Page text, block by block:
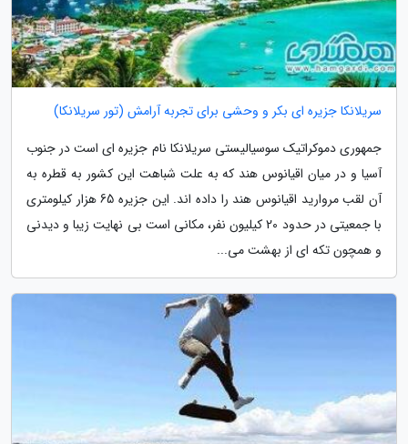
سریلانکا جزیره ای بکر و وحشی برای تجربه آرامش (تور سریلانکا)
جمهوری دموکراتیک سوسیالیستی سریلانکا نام جزیره ای است در جنوب
آسیا و در میان اقیانوس هند که به علت شباهت این کشور به قطره به
آن لقب مروارید اقیانوس هند را داده اند. این جزیره 65 هزار کیلومتری
با جمعیتی در حدود 20 کیلیون نفر، مکانی است بی نهایت زیبا و دیدنی
و همچون تکه ای از بهشت می...